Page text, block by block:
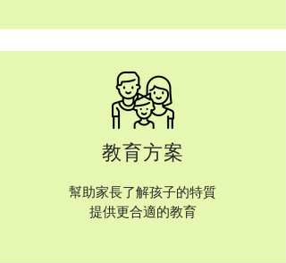
教育方案
幫助家長了解孩子的特質
提供更合適的教育